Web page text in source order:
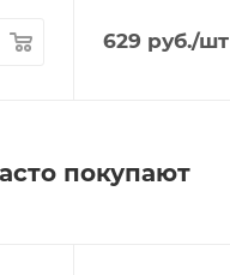
629 руб./шт
покупают